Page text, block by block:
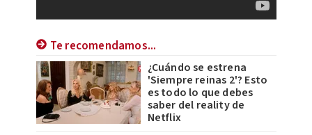
Te recomendamos...
¿Cuándo se estrena
'Siempre reinas 2'? Esto
es todo lo que debes
saber del reality de
Netflix